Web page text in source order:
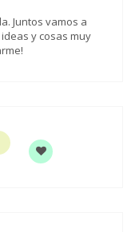
Juntos vamos a
y cosas muy